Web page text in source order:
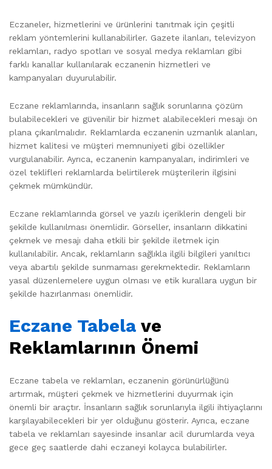
Eczaneler, hizmetlerini ve ürünlerini tanıtmak için çeşitli
reklam yöntemlerini kullanabilirler. Gazete ilanları, televizyon
reklamları, radyo spotları ve sosyal medya reklamları gibi
farklı kanallar kullanılarak eczanenin hizmetleri ve
kampanyaları duyurulabilir.
Eczane reklamlarında, insanların sağlık sorunlarına çözüm
bulabilecekleri ve güvenilir bir hizmet alabilecekleri mesajı ön
plana çıkarılmalıdır. Reklamlarda eczanenin uzmanlık alanları,
hizmet kalitesi ve müşteri memnuniyeti gibi özellikler
vurgulanabilir. Ayrıca, eczanenin kampanyaları, indirimleri ve
özel teklifleri reklamlarda belirtilerek müşterilerin ilgisini
çekmek mümkündür.
Eczane reklamlarında görsel ve yazılı içeriklerin dengeli bir
şekilde kullanılması önemlidir. Görseller, insanların dikkatini
çekmek ve mesajı daha etkili bir şekilde iletmek için
kullanılabilir. Ancak, reklamların sağlıkla ilgili bilgileri yanıltıcı
veya abartılı şekilde sunmaması gerekmektedir. Reklamların
yasal düzenlemelere uygun olması ve etik kurallara uygun bir
şekilde hazırlanması önemlidir.
Eczane Tabela ve
Reklamlarının Önemi
Eczane tabela ve reklamları, eczanenin görünürlüğünü
artırmak, müşteri çekmek ve hizmetlerini duyurmak için
önemli bir araçtır. İnsanların sağlık sorunlarıyla ilgili ihtiyaçlarını
karşılayabilecekleri bir yer olduğunu gösterir. Ayrıca, eczane
tabela ve reklamları sayesinde insanlar acil durumlarda veya
gece geç saatlerde dahi eczaneyi kolayca bulabilirler.